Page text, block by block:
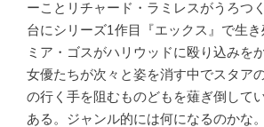
ーことリチャード・ラミレスがうろつ
台にシリーズ1作目『エックス』で生
ミア・ゴスがハリウッドに殴り込みを
女優たちが次々と姿を消す中でスタア
の行く手を阻むものどもを薙ぎ倒して
ある。ジャンル的には何になるのかな